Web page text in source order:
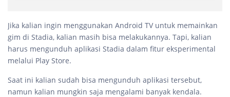
Jika kalian ingin menggunakan Android TV untuk memainkan
gim di Stadia, kalian masih bisa melakukannya. Tapi, kalian
harus mengunduh aplikasi Stadia dalam fitur eksperimental
melalui Play Store.
Saat ini kalian sudah bisa mengunduh aplikasi tersebut,
namun kalian mungkin saja mengalami banyak kendala.